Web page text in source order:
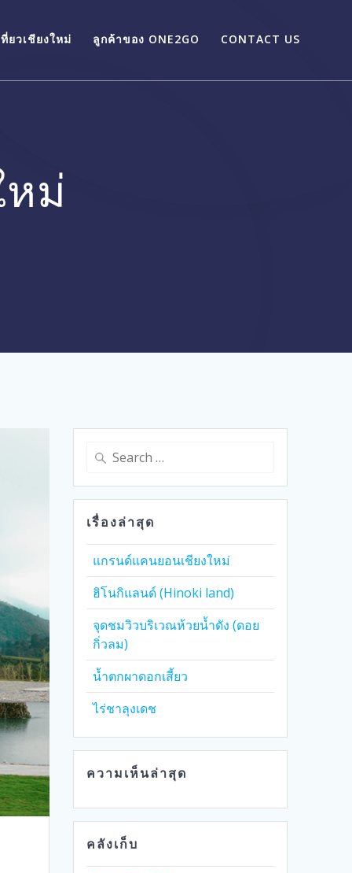
ยวเชียงใหม่ ลูกค้าของ ONE2GO CONTACT US
หม่
Search
เรื่องล่าสุด
แกรนด์แคนยอนเชียงใหม่
ฮิโนกิแลนด์ (Hinoki land)
จุดชมวิวบริเวณห้วยน้ำดัง (ดอย
กิ่วลม)
น้ำตกผาดอกเสี้ยว
ไร่ชาลุงเดช
ความเห็นล่าสุด
คลังเก็บ